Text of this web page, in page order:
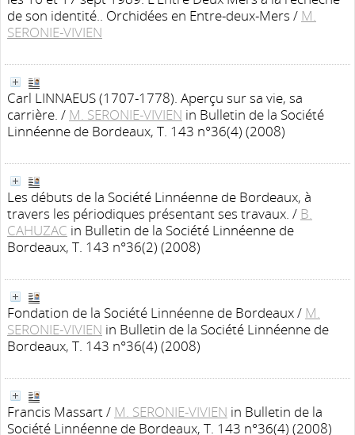
de son identité.. Orchidées en Entre-deux-Mers / M.
SERONIE-VIVIEN
Carl LINNAEUS (1707-1778). Aperçu sur sa vie, sa
carrière. / M. SERONIE-VIVIEN in Bulletin de la Société
Linnéenne de Bordeaux, T. 143 n°36(4) (2008)
Les débuts de la Société Linnéenne de Bordeaux, à
travers les périodiques présentant ses travaux. / B.
CAHUZAC in Bulletin de la Société Linnéenne de
Bordeaux, T. 143 n°36(2) (2008)
Fondation de la Société Linnéenne de Bordeaux/ M.
SERONIE-VIVIEN in Bulletin de la Société Linnéenne de
Bordeaux, T. 143 n°36(4) (2008)
Francis Massart/ M. SERONIE-VIVIEN in Bulletin de la
Société Linnéenne de Bordeaux, T. 143 n°36(4) (2008)